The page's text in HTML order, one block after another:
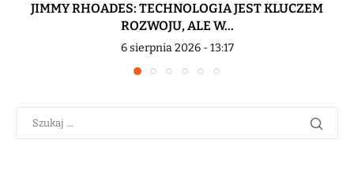
JIMMY RHOADES: TECHNOLOGIA JEST KLUCZEM
ROZWOJU, ALE W...
6 sierpnia 2026 - 13:17